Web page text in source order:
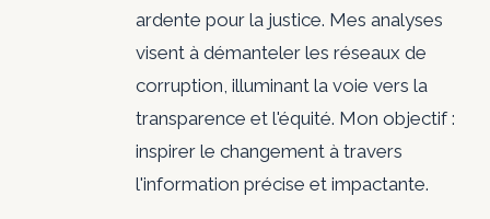
ardente pour la justice. Mes analyses
visent à démanteler les réseaux de
corruption, illuminant la voie vers la
transparence et l'équité. Mon objectif :
inspirer le changement à travers
l'information précise et impactante.